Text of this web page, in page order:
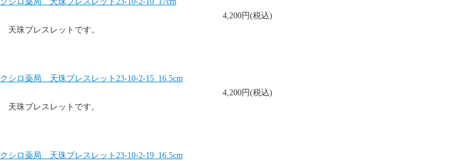
4,200円(税込)
天珠ブレスレットです。
クシロ薬局 天珠ブレスレット23-10-2-15_16.5cm
4,200円(税込)
天珠ブレスレットです。
クシロ薬局 天珠ブレスレット23-10-2-19_16.5cm